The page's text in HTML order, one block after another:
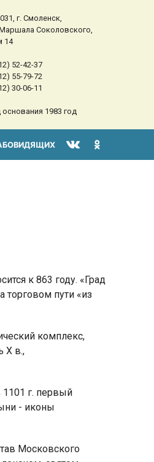
г. Смоленск,
Соколовского,
14
52-42-37
55-79-72
30-06-11
основания 1983 год
к 863 году. «Град
торговом пути «из
комплекс,
Х в.,
г. первый
- иконы
Московского